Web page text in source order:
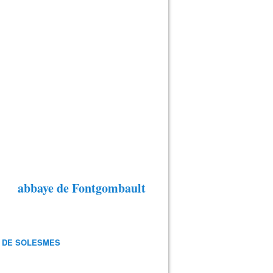
abbaye de Fontgombault
SOLESMES